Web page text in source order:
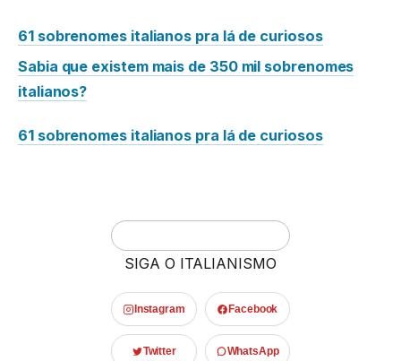
61 sobrenomes italianos pra lá de curiosos
Sabia que existem mais de 350 mil sobrenomes
italianos?
61 sobrenomes italianos pra lá de curiosos
SIGA O ITALIANISMO
Instagram Facebook
Twitter WhatsApp